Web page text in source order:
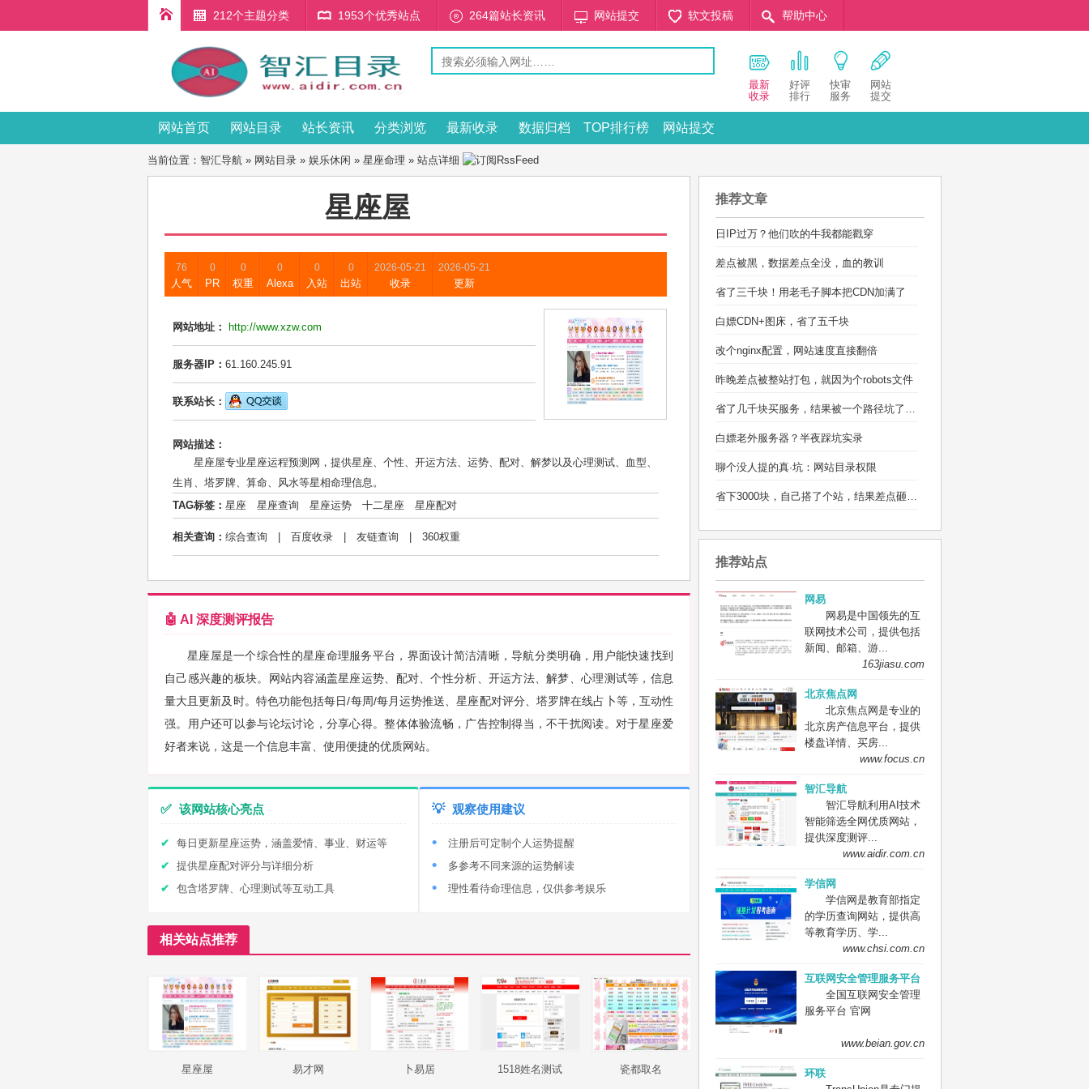
212个主题分类 1953个优秀站点 264篇站长资讯 网站提交 软文投稿 帮助中心
最新
收录
好评
排行
快审
服务
网站
提交
网站首页 网站目录 站长资讯 分类浏览 最新收录 数据归档 TOP排行榜 网站提交
当前位置： 智汇导航 » 网站目录 » 娱乐休闲 » 星座命理 » 站点详细
星座屋
76
人气
0
PR
0
权重
0
Alexa
0
入站
0
出站
2026-05-21
收录
2026-05-21
更新
网站地址： http://www.xzw.com
服务器IP： 61.160.245.91
联系站长：
网站描述：
星座屋专业星座运程预测网，提供星座、个性、开运方法、运势、配对、解梦以及心理测试、血型、
生肖、塔罗牌、算命、风水等星相命理信息。
TAG标签： 星座 星座查询 星座运势 十二星座 星座配对
相关查询： 综合查询 百度收录 友链查询 360权重
🤖 AI 深度测评报告
星座屋是一个综合性的星座命理服务平台，界面设计简洁清晰，导航分类明确，用户能快速找到
自己感兴趣的板块。网站内容涵盖星座运势、配对、个性分析、开运方法、解梦、心理测试等，信息
量大且更新及时。特色功能包括每日/每周/每月运势推送、星座配对评分、塔罗牌在线占卜等，互动性
强。用户还可以参与论坛讨论，分享心得。整体体验流畅，广告控制得当，不干扰阅读。对于星座爱
好者来说，这是一个信息丰富、使用便捷的优质网站。
✅ 该网站核心亮点
每日更新星座运势，涵盖爱情、事业、财运等
提供星座配对评分与详细分析
包含塔罗牌、心理测试等互动工具
💡 观察使用建议
注册后可定制个人运势提醒
多参考不同来源的运势解读
理性看待命理信息，仅供参考娱乐
相关站点推荐
星座屋 易才网 卜易居 1518姓名测试 瓷都取名
推荐文章
日IP过万？他们吹的牛我都能戳穿
差点被黑，数据差点全没，血的教训
省了三千块！用老毛子脚本把CDN加满了
白嫖CDN+图床，省了五千块
改个nginx配置，网站速度直接翻倍
昨晚差点被整站打包，就因为个robots文件
省了几千块买服务，结果被一个路径坑了两宿
白嫖老外服务器？半夜踩坑实录
聊个没人提的真·坑：网站目录权限
省下3000块，自己搭了个站，结果差点砸电脑
推荐站点
网易
网易是中国领先的互
联网技术公司，提供包括
新闻、邮箱、游...
163jiasu.com
北京焦点网
北京焦点网是专业的
北京房产信息平台，提供
楼盘详情、买房...
www.focus.cn
智汇导航
智汇导航利用AI技术
智能筛选全网优质网站，
提供深度测评...
www.aidir.com.cn
学信网
学信网是教育部指定
的学历查询网站，提供高
等教育学历、学...
www.chsi.com.cn
互联网安全管理服务平台
全国互联网安全管理
服务平台 官网
www.beian.gov.cn
环联